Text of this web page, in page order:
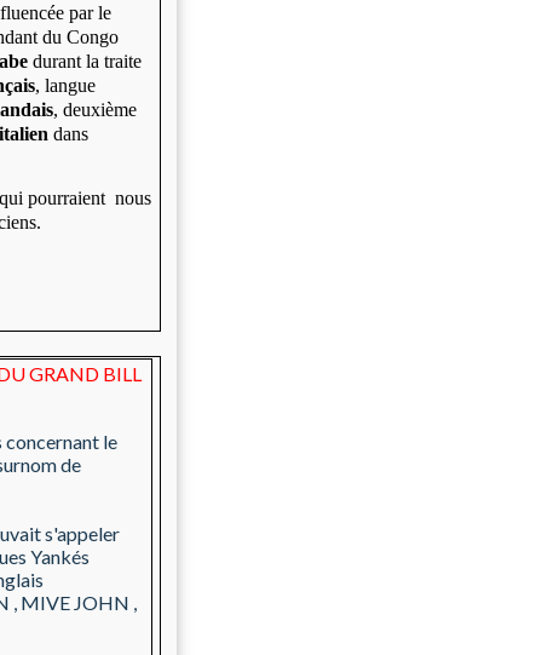
par le
du Congo
durant la traite
, langue
, deuxième
dans
pourraient nous
GRAND BILL
concernant le
de
s'appeler
Yankés
, MIVE JOHN ,